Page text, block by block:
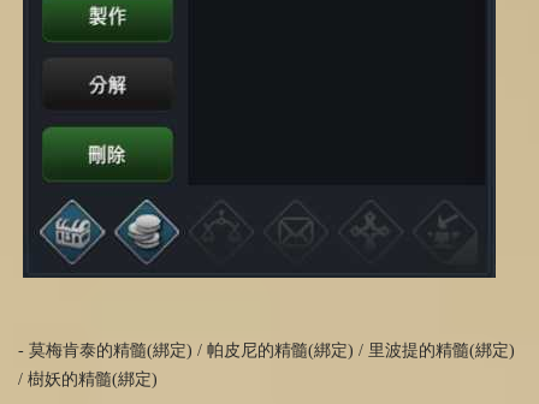
- 莫梅肯泰的精髓(綁定) / 帕皮尼的精髓(綁定) / 里波提的精髓(綁定)
/ 樹妖的精髓(綁定)